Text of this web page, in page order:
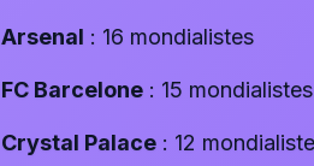
Arsenal : 16 mondialistes
FC Barcelone : 15 mondialistes
Crystal Palace : 12